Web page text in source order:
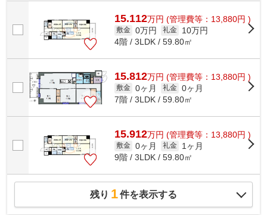
15.112万円 (管理費等：13,880円 )
敷金 0万円 礼金
10万円
4階 / 3LDK / 59.80㎡
15.812万円 (管理費等：13,880円 )
敷金 0ヶ月 礼金 0ヶ月
7階 / 3LDK / 59.80㎡
15.912万円 (管理費等：13,880円 )
敷金 0ヶ月 礼金
1ヶ月
9階 / 3LDK / 59.80㎡
残り 1件を表示する